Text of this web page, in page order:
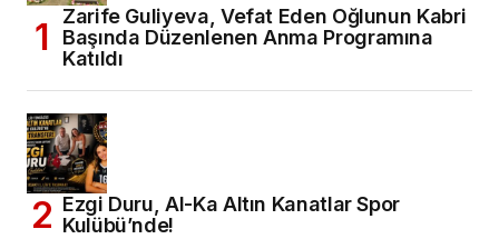
Zarife Guliyeva, Vefat Eden Oğlunun Kabri
Başında Düzenlenen Anma Programına
Katıldı
Ezgi Duru, Al-Ka Altın Kanatlar Spor
Kulübü’nde!